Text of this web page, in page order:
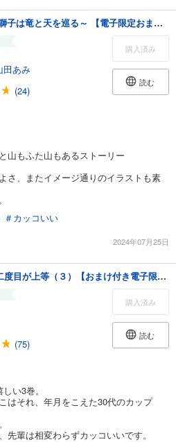
熱砂の相剋 ～獅子は竜と天を巡る～ 【電子限定おまけ付き＆イラスト収録】
田あみ
(24)
購入済み
読む
山もふた山もあるストーリー
さ、またイメージ通りのイラストも素
＃カッコいい
2024年07月25日
恋をするなら二度目が上等（３）【おまけ付き電子限定版】
(75)
購入済み
読む
い3巻。
はそれ、年月をこえた30代のカップ
輩は相変わらずカッコいいです。